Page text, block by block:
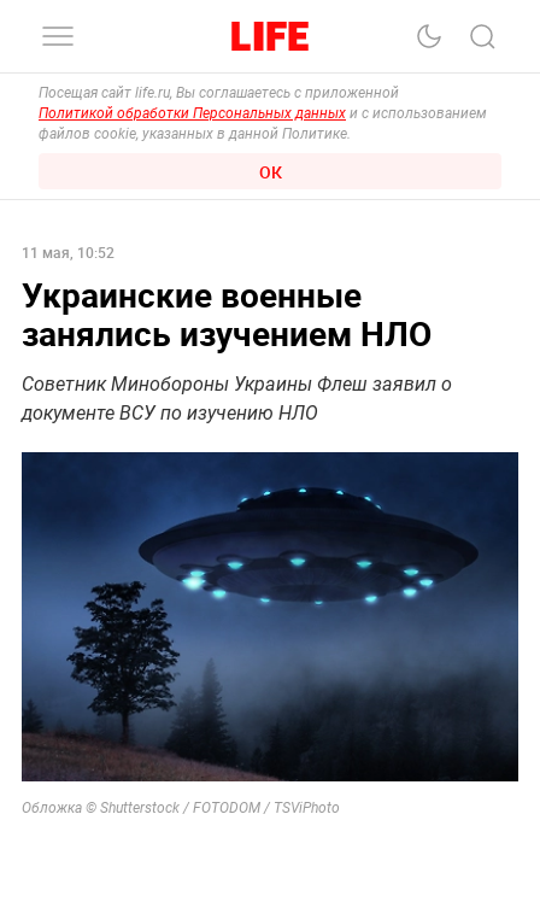
Посещая сайт life.ru, Вы соглашаетесь с приложенной
Политикой обработки Персональных данных и с использованием
файлов cookie, указанных в данной Политике.
ОК
11 мая, 10:52
Украинские военные
занялись изучением НЛО
Советник Минобороны Украины Флеш заявил о
документе ВСУ по изучению НЛО
Обложка © Shutterstock / FOTODOM / TSViPhoto